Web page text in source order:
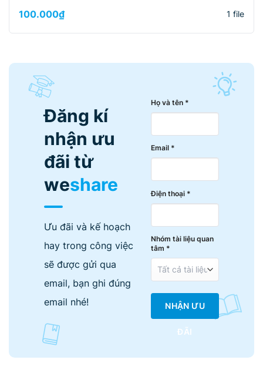
100.000₫ 1 file
Đăng kí
nhận ưu
đãi từ
weshare
Ưu đãi và kế hoạch
hay trong công việc
sẽ được gửi qua
email, bạn ghi đúng
email nhé!
Họ và tên *
Email *
Điện thoại *
Nhóm tài liệu quan
tâm *
NHẬN ƯU
ĐÃI